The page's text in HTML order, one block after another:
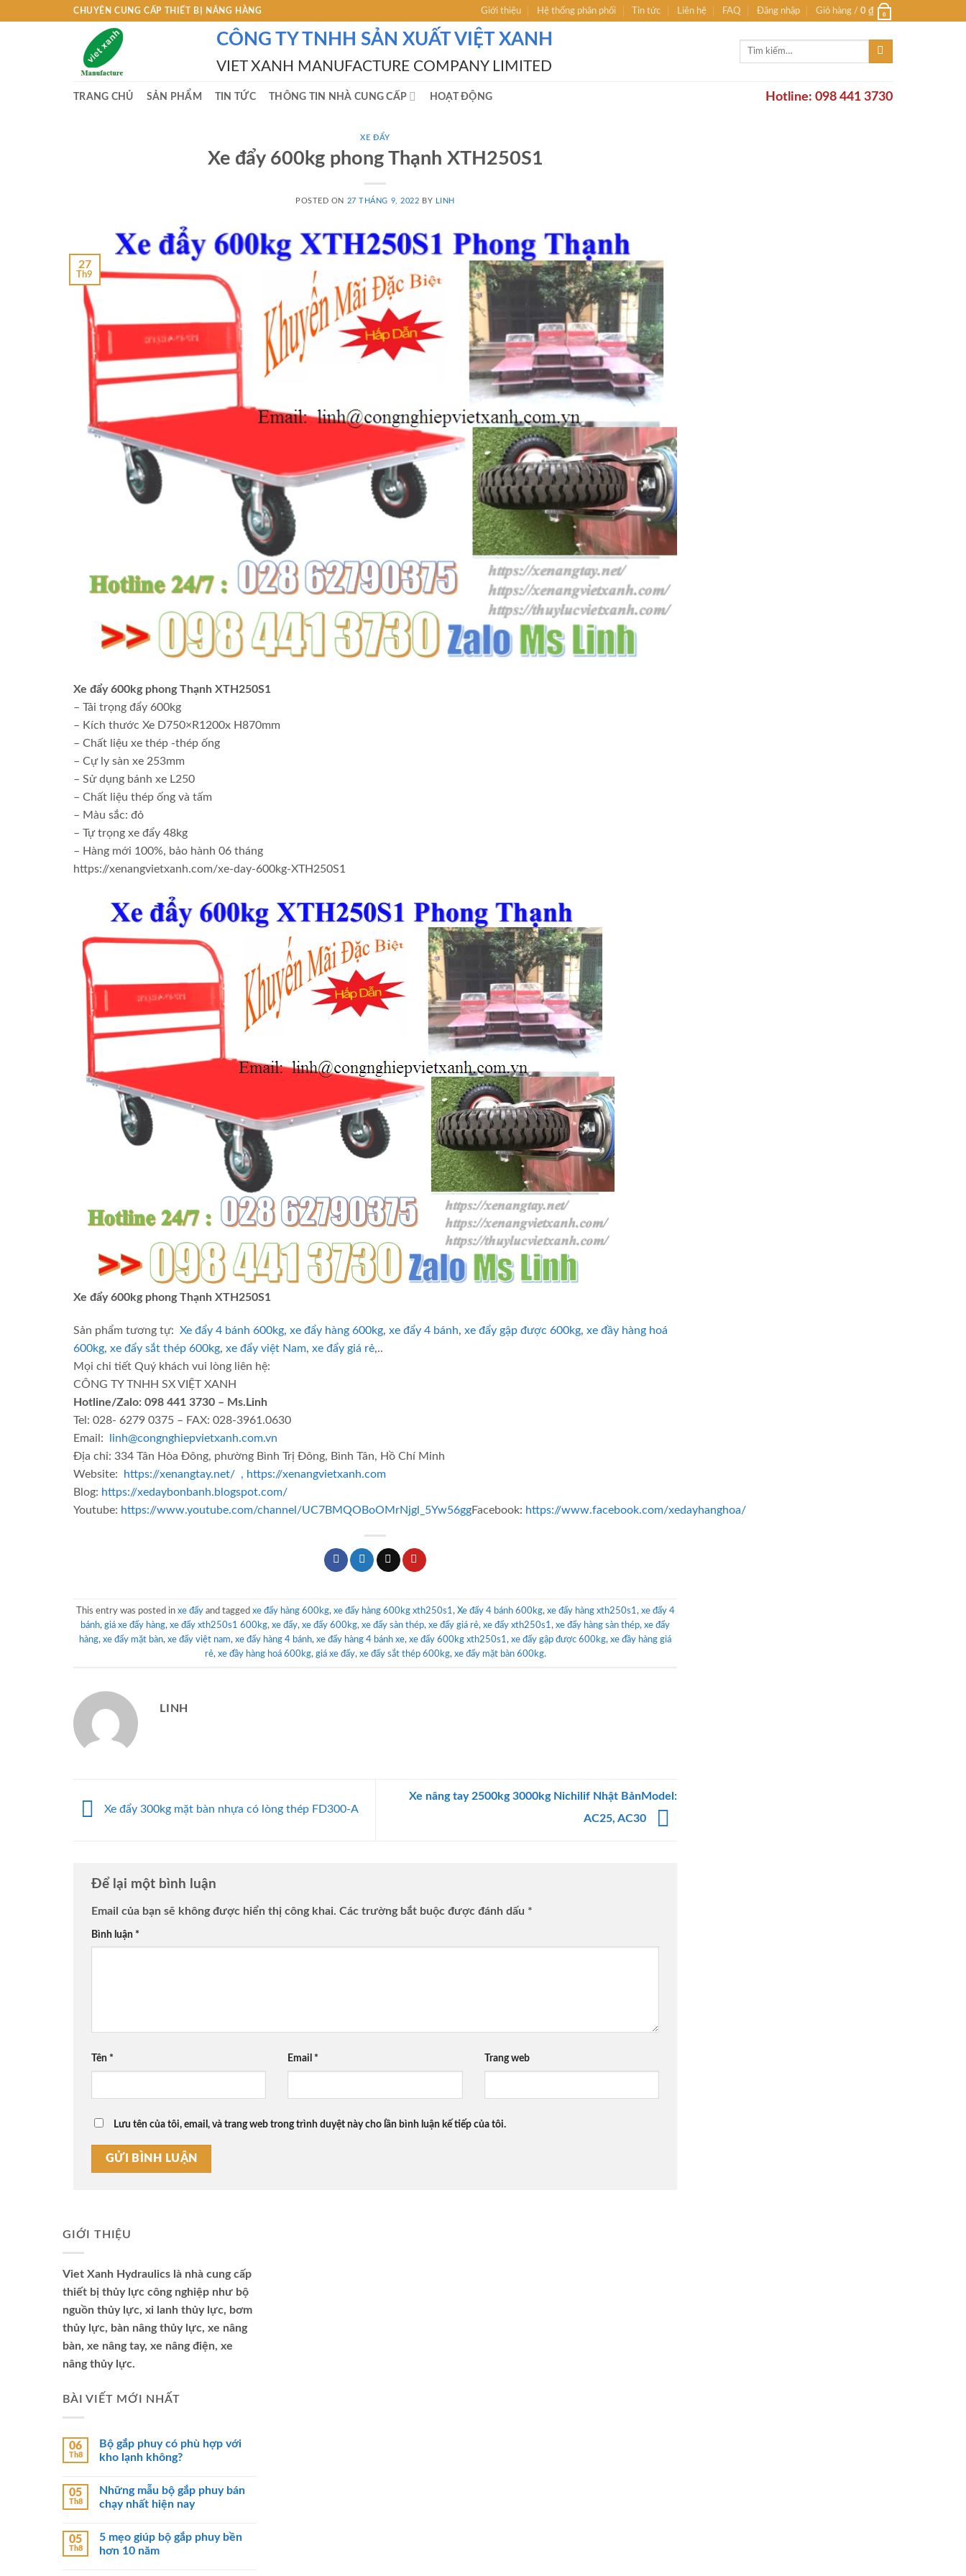
CHUYÊN CUNG CẤP THIẾT BỊ NÂNG HÀNG Giới thiệu Hệ thống phân phối Tin tức Liên hệ FAQ Đăng nhập Giỏ hàng / 0 ₫ 0
CÔNG TY TNHH SẢN XUẤT VIỆT XANH
VIET XANH MANUFACTURE COMPANY LIMITED
Tìm
TRANG CHỦ SẢN PHẨM TIN TỨC THÔNG TIN NHÀ CUNG CẤP HOẠT ĐỘNG Hotline: 098 441 3730
XE ĐẨY
Xe đẩy 600kg phong Thạnh XTH250S1
POSTED ON 27 THÁNG 9, 2022 BY LINH
27
Th9
Xe đẩy 600kg phong Thạnh XTH250S1
– Tải trọng đẩy 600kg
– Kích thước Xe D750×R1200x H870mm
– Chất liệu xe thép -thép ống
– Cự ly sàn xe 253mm
– Sử dụng bánh xe L250
– Chất liệu thép ống và tấm
– Màu sắc: đỏ
– Tự trọng xe đẩy 48kg
– Hàng mới 100%, bảo hành 06 tháng
https://xenangvietxanh.com/xe-day-600kg-XTH250S1
Xe đẩy 600kg phong Thạnh XTH250S1
Sản phẩm tương tự: Xe đẩy 4 bánh 600kg, xe đẩy hàng 600kg, xe đẩy 4 bánh, xe đẩy gập được 600kg, xe đầy hàng hoá
600kg, xe đẩy sắt thép 600kg, xe đẩy việt Nam, xe đẩy giá rẻ,..
Mọi chi tiết Quý khách vui lòng liên hệ:
CÔNG TY TNHH SX VIỆT XANH
Hotline/Zalo: 098 441 3730 – Ms.Linh
Tel: 028- 6279 0375 – FAX: 028-3961.0630
Email:
linh@congnghiepvietxanh.com.vn
Địa chỉ: 334 Tân Hòa Đông, phường Bình Trị Đông, Bình Tân, Hồ Chí Minh
Website:
https://xenangtay.net/ , https://xenangvietxanh.com
Blog: https://xedaybonbanh.blogspot.com/
Youtube: https://www.youtube.com/channel/UC7BMQOBoOMrNjgl_5Yw56ggFacebook: https://www.facebook.com/xedayhanghoa/
This entry was posted in xe đẩyand tagged xe đẩy hàng 600kg, xe đẩy hàng 600kg xth250s1 , Xe đẩy 4 bánh 600kg, xe đẩy hàng xth250s1 , xe đẩy 4
bánh, giá xe đẩy hàng, xe đẩy xth250s1 600kg, xe đẩy, xe đẩy 600kg, xe đẩy sàn thép, xe đẩy giá rẻ, xe đẩy xth250s1 , xe đẩy hàng sàn thép, xe đẩy
hàng, xe đẩy mặt bàn, xe đẩy việt nam, xe đẩy hàng 4 bánh, xe đẩy hàng 4 bánh xe, xe đẩy 600kg xth250s1 , xe đẩy gập được 600kg, xe đầy hàng giá
rẻ, xe đầy hàng hoá 600kg, giá xe đẩy, xe đẩy sắt thép 600kg, xe đẩy mặt bàn 600kg.
LINH
Xe đẩy 300kg mặt bàn nhựa có lòng thép FD300-A
Xe nâng tay 2500kg 3000kg Nichilif Nhật BảnModel:
AC25, AC30
Để lại một bình luận
Email của bạn sẽ không được hiển thị công khai. Các trường bắt buộc được đánh dấu *
Bình luận *
Tên * Email * Trang web
Lưu tên của tôi, email, và trang web trong trình duyệt này cho lần bình luận kế tiếp của tôi.
GIỚI THIỆU
Viet Xanh Hydraulics là nhà cung cấp
thiết bị thủy lực công nghiệp như bộ
nguồn thủy lực, xi lanh thủy lực, bơm
thủy lực, bàn nâng thủy lực, xe nâng
bàn, xe nâng tay, xe nâng điện, xe
nâng thủy lực.
BÀI VIẾT MỚI NHẤT
06
Th8
Bộ gắp phuy có phù hợp với
kho lạnh không?
05
Th8
Những mẫu bộ gắp phuy bán
chạy nhất hiện nay
05
Th8
5 mẹo giúp bộ gắp phuy bền
hơn 10 năm